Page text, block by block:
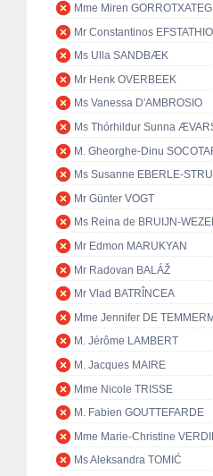
Mme Miren GORROTXATEGI
Mr Constantinos
Ms Ulla SANDBÆK
Mr Henk OVERBEEK
Ms Vanessa D'AMBROSIO
Ms Thórhildur Sunna
M. Gheorghe-Dinu
Ms Susanne EBERLE-
Mr Günter VOGT
Ms Reina de BRUIJN-
Mr Edmon MARUKYAN
Mr Radovan BALÁŽ
Mr Vlad BATRÎNCEA
Mme Jennifer DE
M. Jérôme LAMBERT
M. Jacques MAIRE
Mme Nicole TRISSE
M. Fabien GOUTTEFARDE
Mme Marie-Christine
Ms Aleksandra TOMIĆ